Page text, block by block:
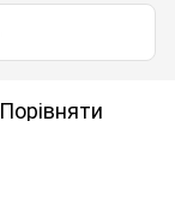
Порівняти